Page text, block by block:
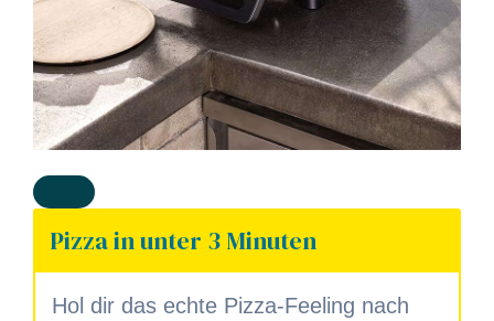
Pizza in unter 3 Minuten
Hol dir das echte Pizza-Feeling nach